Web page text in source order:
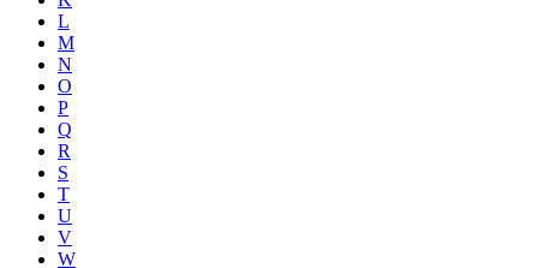
L
M
N
O
P
Q
R
S
T
U
V
W